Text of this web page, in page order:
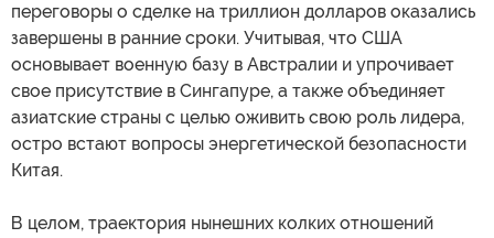
переговоры о сделке на триллион долларов оказались
завершены в ранние сроки. Учитывая, что США
основывает военную базу в Австралии и упрочивает
свое присутствие в Сингапуре, а также объединяет
азиатские страны с целью оживить свою роль лидера,
остро встают вопросы энергетической безопасности
Китая.
В целом, траектория нынешних колких отношений